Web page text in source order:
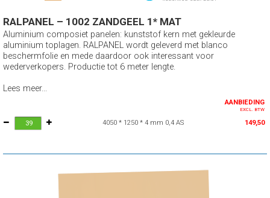
RALPANEL – 1002 ZANDGEEL 1* MAT
Aluminium composiet panelen: kunststof kern met gekleurde
aluminium toplagen. RALPANEL wordt geleverd met blanco
beschermfolie en mede daardoor ook interessant voor
wederverkopers. Productie tot 6 meter lengte.
Lees meer...
AANBIEDING
EXCL. BTW
4050 * 1250 * 4 mm 0,4 AS 149,50